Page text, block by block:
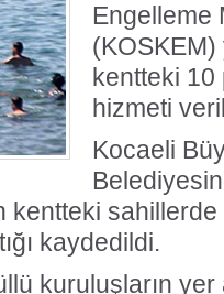
Engelleme
(KOSKEM)
kentteki 10
hizmeti
Kocaeli
kentteki
kaydedildi.
kuruluşların yer